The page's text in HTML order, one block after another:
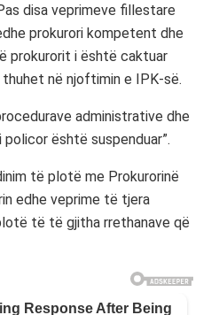
disa veprimeve fillestare
prokurori kompetent dhe
prokurorit i është caktuar
në njoftimin e IPK-së.
administrative dhe
është suspenduar”.
të plotë me Prokurorinë
edhe veprime të tjera
të të gjitha rrethanave që